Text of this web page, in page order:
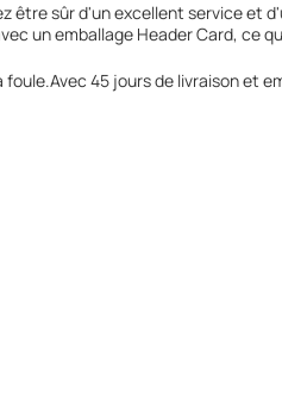
être sûr d'un excellent service et
un emballage Header Card, ce
45 jours de livraison et